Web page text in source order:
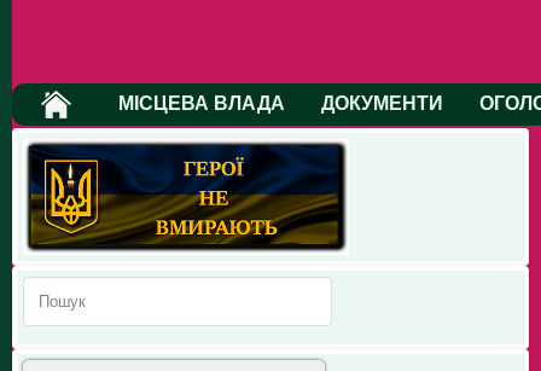
МІСЦЕВА ВЛАДА ДОКУМЕНТИ